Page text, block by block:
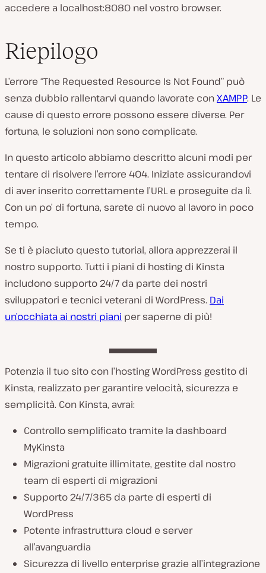
accedere a localhost:8080 nel vostro browser.
Riepilogo
L’errore “The Requested Resource Is Not Found” può
senza dubbio rallentarvi quando lavorate conXAMPP. Le
cause di questo errore possono essere diverse. Per
fortuna, le soluzioni non sono complicate.
In questo articolo abbiamo descritto alcuni modi per
tentare di risolvere l’errore 404. Iniziate assicurandovi
di aver inserito correttamente l’URL e proseguite da lì.
Con un po’ di fortuna, sarete di nuovo al lavoro in poco
tempo.
Se ti è piaciuto questo tutorial, allora apprezzerai il
nostro supporto. Tutti i piani di hosting di Kinsta
includono supporto 24/7 da parte dei nostri
sviluppatori e tecnici veterani di WordPress. Dai
un’occhiata ai nostri piani per saperne di più!
Potenzia il tuo sito con l’hosting WordPress gestito di
Kinsta, realizzato per garantire velocità, sicurezza e
semplicità. Con Kinsta, avrai:
Controllo semplificato tramite la dashboard
MyKinsta
Migrazioni gratuite illimitate, gestite dal nostro
team di esperti di migrazioni
Supporto 24/7/365 da parte di esperti di
WordPress
Potente infrastruttura cloud e server
all’avanguardia
Sicurezza di livello enterprise grazie all’integrazione